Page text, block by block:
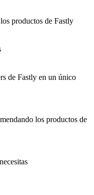
productos de Fastly
de Fastly en un único
los productos de